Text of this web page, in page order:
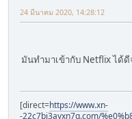
24 มีนาคม 2020, 14:28:12
มันทำมาเข้ากับ Netflix ได้ดี
[direct=https://www.xn-
-22c7bj3ayxn7g.com/